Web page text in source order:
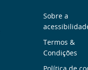
Menu
de
Rodapé
Sobre a
Termos &
Condições
Política de